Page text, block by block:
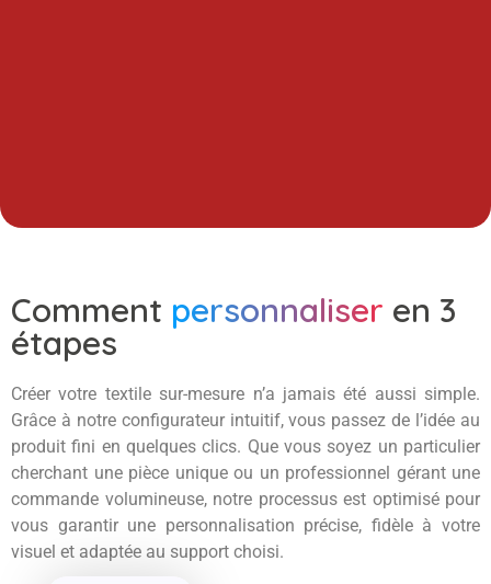
Comment personnaliser en 3
étapes
Créer votre textile sur-mesure n’a jamais été aussi simple.
Grâce à notre configurateur intuitif, vous passez de l’idée au
produit fini en quelques clics. Que vous soyez un particulier
cherchant une pièce unique ou un professionnel gérant une
commande volumineuse, notre processus est optimisé pour
vous garantir une personnalisation précise, fidèle à votre
visuel et adaptée au support choisi.